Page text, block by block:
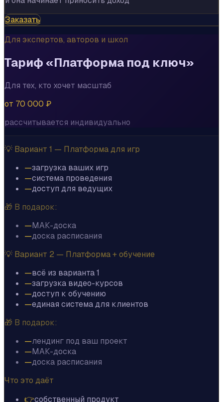
Заказать
Для экспертов, авторов и школ
Тариф «Платформа под ключ»
Для тех, кто хочет масштаб
от 70 000 ₽
рассчитывается индивидуально
💡 Вариант 1 — Платформа для игр
—загрузка ваших игр
—система проведения
—доступ для ведущих
🎁 В подарок:
—МАК-доска
—доска расписания
💡 Вариант 2 — Платформа + обучение
—всё из варианта 1
—загрузка видео-курсов
—доступ к обучению
—единая система для клиентов
🎁 В подарок:
—лендинг под ваш проект
—МАК-доска
—доска расписания
Что это даёт
👉собственный продукт